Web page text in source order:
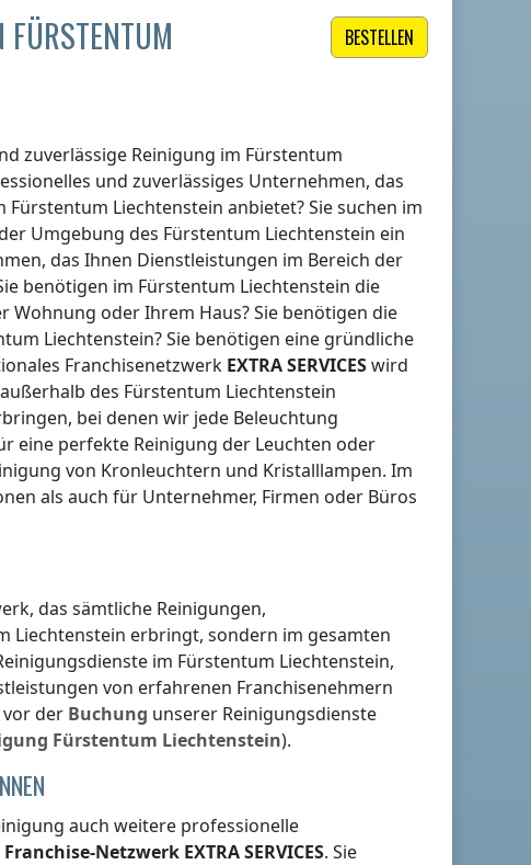
BESTELLEN
zuverlässige Reinigung im Fürstentum
und zuverlässiges Unternehmen, das
Fürstentum Liechtenstein anbietet? Sie suchen im
Umgebung des Fürstentum Liechtenstein ein
das Ihnen Dienstleistungen im Bereich der
benötigen im Fürstentum Liechtenstein die
Wohnung oder Ihrem Haus? Sie benötigen die
Liechtenstein? Sie benötigen eine gründliche
Franchisenetzwerk EXTRA SERVICESwird
außerhalb des Fürstentum Liechtenstein
bei denen wir jede Beleuchtung
eine perfekte Reinigung der Leuchten oder
von Kronleuchtern und Kristalllampen. Im
als auch für Unternehmer, Firmen oder Büros
das sämtliche Reinigungen,
Liechtenstein erbringt, sondern im gesamten
im Fürstentum Liechtenstein,
von erfahrenen Franchisenehmern
vor der Buchung unserer Reinigungsdienste
Fürstentum Liechtenstein).
auch weitere professionelle
Netzwerk EXTRA SERVICES. Sie